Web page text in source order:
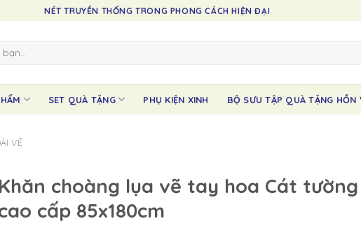
NÉT TRUYỀN THỐNG TRONG PHONG CÁCH HIỆN ĐẠI
SET QUÀ TẶNG PHỤ KIỆN XINH BỘ SƯU TẬP QUÀ TẶNG HỒN
VẼ
Khăn choàng lụa vẽ tay hoa Cát tường
cấp 85x180cm